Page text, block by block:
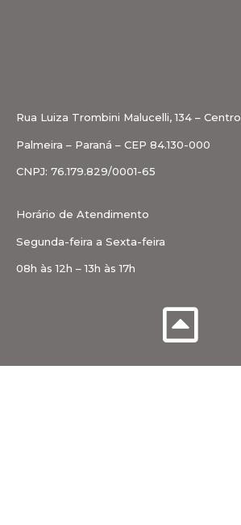
Rua Luiza Trombini Malucelli, 134 – Centro
Palmeira – Paraná – CEP 84.130-000
CNPJ: 76.179.829/0001-65
Horário de Atendimento
Segunda-feira a Sexta-feira
08h às 12h – 13h às 17h